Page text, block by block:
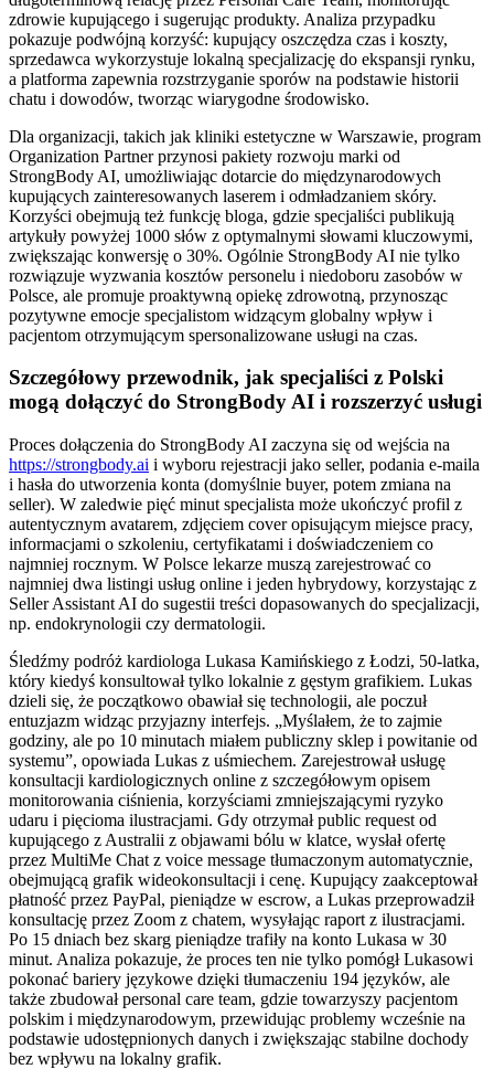
zdrowie kupującego i sugerując produkty. Analiza przypadku
pokazuje podwójną korzyść: kupujący oszczędza czas i koszty,
sprzedawca wykorzystuje lokalną specjalizację do ekspansji rynku,
a platforma zapewnia rozstrzyganie sporów na podstawie historii
chatu i dowodów, tworząc wiarygodne środowisko.
Dla organizacji, takich jak kliniki estetyczne w Warszawie, program
Organization Partner przynosi pakiety rozwoju marki od
StrongBody AI, umożliwiając dotarcie do międzynarodowych
kupujących zainteresowanych laserem i odmładzaniem skóry.
Korzyści obejmują też funkcję bloga, gdzie specjaliści publikują
artykuły powyżej 1000 słów z optymalnymi słowami kluczowymi,
zwiększając konwersję o 30%. Ogólnie StrongBody AI nie tylko
rozwiązuje wyzwania kosztów personelu i niedoboru zasobów w
Polsce, ale promuje proaktywną opiekę zdrowotną, przynosząc
pozytywne emocje specjalistom widzącym globalny wpływ i
pacjentom otrzymującym spersonalizowane usługi na czas.
Szczegółowy przewodnik, jak specjaliści z Polski
mogą dołączyć do StrongBody AI i rozszerzyć usługi
Proces dołączenia do StrongBody AI zaczyna się od wejścia na
https://strongbody.ai i wyboru rejestracji jako seller, podania e-maila
i hasła do utworzenia konta (domyślnie buyer, potem zmiana na
seller). W zaledwie pięć minut specjalista może ukończyć profil z
autentycznym avatarem, zdjęciem cover opisującym miejsce pracy,
informacjami o szkoleniu, certyfikatami i doświadczeniem co
najmniej rocznym. W Polsce lekarze muszą zarejestrować co
najmniej dwa listingi usług online i jeden hybrydowy, korzystając z
Seller Assistant AI do sugestii treści dopasowanych do specjalizacji,
np. endokrynologii czy dermatologii.
Śledźmy podróż kardiologa Lukasa Kamińskiego z Łodzi, 50-latka,
który kiedyś konsultował tylko lokalnie z gęstym grafikiem. Lukas
dzieli się, że początkowo obawiał się technologii, ale poczuł
entuzjazm widząc przyjazny interfejs. „Myślałem, że to zajmie
godziny, ale po 10 minutach miałem publiczny sklep i powitanie od
systemu”, opowiada Lukas z uśmiechem. Zarejestrował usługę
konsultacji kardiologicznych online z szczegółowym opisem
monitorowania ciśnienia, korzyściami zmniejszającymi ryzyko
udaru i pięcioma ilustracjami. Gdy otrzymał public request od
kupującego z Australii z objawami bólu w klatce, wysłał ofertę
przez MultiMe Chat z voice message tłumaczonym automatycznie,
obejmującą grafik wideokonsultacji i cenę. Kupujący zaakceptował
płatność przez PayPal, pieniądze w escrow, a Lukas przeprowadził
konsultację przez Zoom z chatem, wysyłając raport z ilustracjami.
Po 15 dniach bez skarg pieniądze trafiły na konto Lukasa w 30
minut. Analiza pokazuje, że proces ten nie tylko pomógł Lukasowi
pokonać bariery językowe dzięki tłumaczeniu 194 języków, ale
także zbudował personal care team, gdzie towarzyszy pacjentom
polskim i międzynarodowym, przewidując problemy wcześnie na
podstawie udostępnionych danych i zwiększając stabilne dochody
bez wpływu na lokalny grafik.